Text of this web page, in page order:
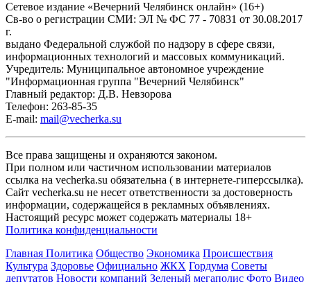
Сетевое издание «Вечерний Челябинск онлайн» (16+)
Cв-во о регистрации СМИ: ЭЛ № ФС 77 - 70831 от 30.08.2017
г.
выдано Федеральной службой по надзору в сфере связи,
информационных технологий и массовых коммуникаций.
Учредитель: Муниципальное автономное учреждение
"Информационная группа "Вечерний Челябинск"
Главный редактор: Д.В. Невзорова
Телефон: 263-85-35
E-mail: mail@vecherka.su
Все права защищены и охраняются законом.
При полном или частичном использовании материалов
ссылка на vecherka.su обязательна ( в интернете-гиперссылка).
Сайт vecherka.su не несет ответственности за достоверность
информации, содержащейся в рекламных объявлениях.
Настоящий ресурс может содержать материалы 18+
Политика конфиденциальности
Главная Политика Общество Экономика Происшествия
Культура Здоровье Официально ЖКХ Гордума Советы
депутатов Новости компаний Зеленый мегаполис Фото Видео